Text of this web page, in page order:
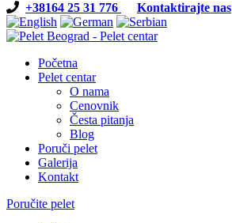
+38164 25 31 776
Kontaktirajte nas
Početna
Pelet centar
O nama
Cenovnik
Česta pitanja
Blog
Poruči pelet
Galerija
Kontakt
Poručite pelet